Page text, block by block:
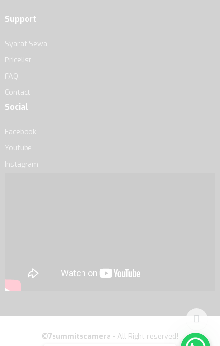
Support
Syarat Sewa
Pricelist
FAQ
Contact
Social
Facebook
Youtube
Instagram
©7summitscamera - All Right reserved!